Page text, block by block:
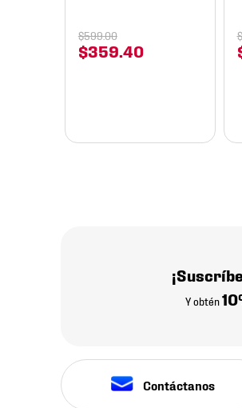
$359 40
$599.00 $
Y obtén
Contáctanos